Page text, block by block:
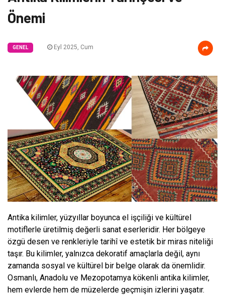
Önemi
GENEL Eyl 2025, Cum
Antika kilimler, yüzyıllar boyunca el işçiliği ve kültürel
motiflerle üretilmiş değerli sanat eserleridir. Her bölgeye
özgü desen ve renkleriyle tarihî ve estetik bir miras niteliği
taşır. Bu kilimler, yalnızca dekoratif amaçlarla değil, aynı
zamanda sosyal ve kültürel bir belge olarak da önemlidir.
Osmanlı, Anadolu ve Mezopotamya kökenli antika kilimler,
hem evlerde hem de müzelerde geçmişin izlerini yaşatır.